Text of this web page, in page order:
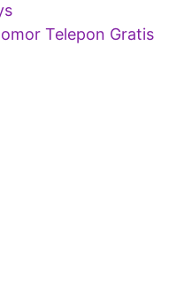
Telepon Gratis